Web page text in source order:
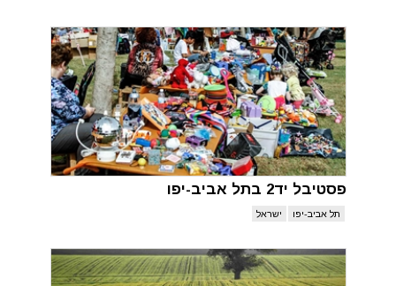
פסטיבל יד2 בתל אביב-יפו
תל אביב-יפו ישראל